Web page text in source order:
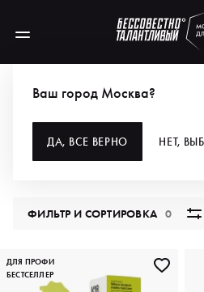
Ваш город Москва?
ДА, ВСЕ ВЕРНО НЕТ,
ДЛЯ
ФИЛЬТР И СОРТИРОВКА0
ДЛЯ ПРОФИ
БЕСТСЕЛЛЕР